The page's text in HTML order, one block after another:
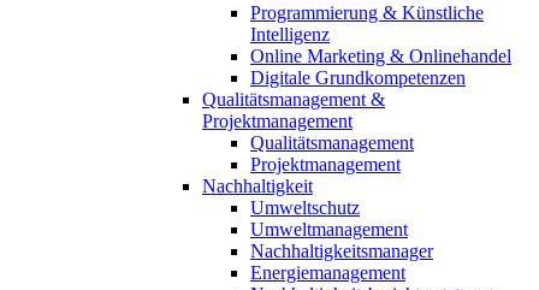
Programmierung & Künstliche
Intelligenz
Online Marketing & Onlinehandel
Digitale Grundkompetenzen
Qualitätsmanagement &
Projektmanagement
Qualitätsmanagement
Projektmanagement
Nachhaltigkeit
Umweltschutz
Umweltmanagement
Nachhaltigkeitsmanager
Energiemanagement